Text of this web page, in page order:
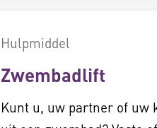
Hulpmiddel
Zwembadlift
Kunt u, uw partner of uw